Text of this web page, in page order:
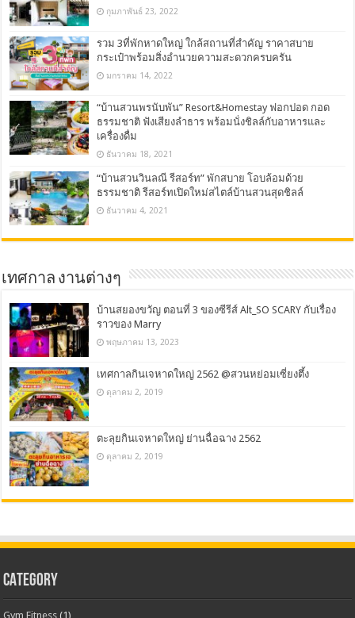
กุมภาพันธ์ 23, 2022
รวม 3ที่พักหาดใหญ่ ใกล้สถานที่สำคัญ ราคาสบาย
กระเป๋าพร้อมสิ่งอำนวยความสะดวกครบครัน
มกราคม 14, 2022
“บ้านสวนพรนับพัน” Resort&Homestay ฟอกปอด กอด
ธรรมชาติ ฟังเสียงลำธาร พร้อมนั่งชิลล์กับอาหารและ
เครื่องดื่ม
ธันวาคม 18, 2021
“บ้านสวนวินลณี รีสอร์ท” พักสบาย โอบล้อมด้วย
ธรรมชาติ รีสอร์ทเปิดใหม่สไตล์บ้านสวนสุดชิลล์
ธันวาคม 4, 2021
เทศกาล งานต่างๆ
บ้านสยองขวัญ ตอนที่ 3 ของซีรีส์ Alt_SO SCARY กับเรื่อง
ราวของ Marry
พฤษภาคม 13, 2023
เทศกาลกินเจหาดใหญ่ 2562 @สวนหย่อมเซี่ยงตึ้ง
ตุลาคม 2, 2019
ตะลุยกินเจหาดใหญ่ ย่านฉื่อฉาง 2562
ตุลาคม 2, 2019
CATEGORY
Gym Fitness (1)